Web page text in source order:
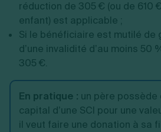
réduction de 305 € (ou de 610
enfant) est applicable ;
Si le bénéficiaire est mutilé de
d’une invalidité d’au moins 50
305 €.
En pratique : un père
capital d’une SCI pour une
il veut faire une donation à sa